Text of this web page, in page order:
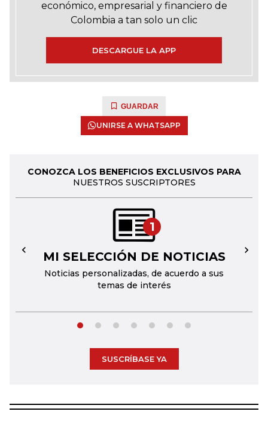
económico, empresarial y financiero de
Colombia a tan solo un clic
DESCARGUE LA APP
GUARDAR
UNIRSE A WHATSAPP
CONOZCA LOS BENEFICIOS EXCLUSIVOS PARA
NUESTROS SUSCRIPTORES
1
MI SELECCIÓN DE NOTICIAS
Noticias personalizadas, de acuerdo a sus
temas de interés
← →
SUSCRÍBASE YA